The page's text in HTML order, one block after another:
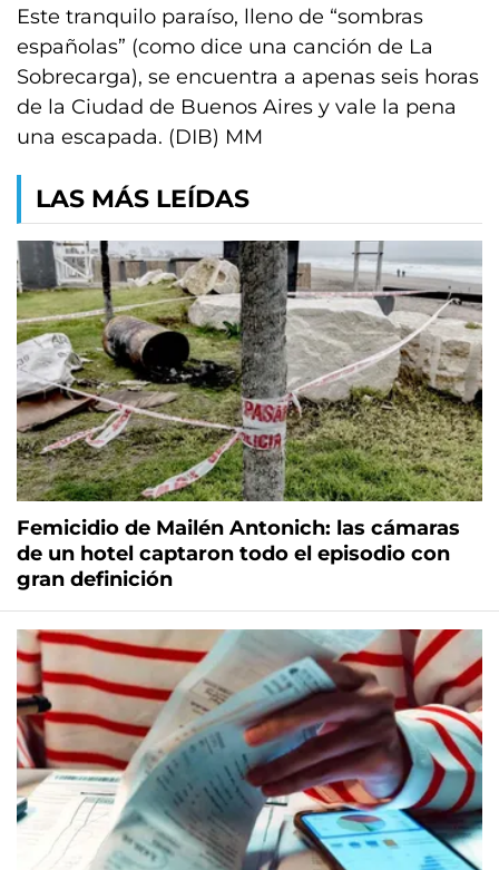
Este tranquilo paraíso, lleno de “sombras
españolas” (como dice una canción de La
Sobrecarga), se encuentra a apenas seis horas
de la Ciudad de Buenos Aires y vale la pena
una escapada. (DIB) MM
LAS MÁS LEÍDAS
Femicidio de Mailén Antonich: las cámaras
de un hotel captaron todo el episodio con
gran definición